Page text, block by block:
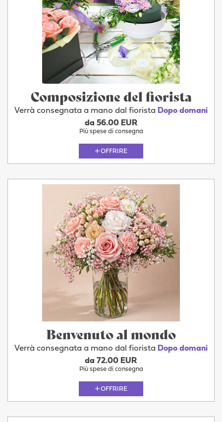
Composizione del fiorista
Verrà consegnata a mano dal fiorista Dopo domani
da 56.00 EUR
Più spese di consegna
OFFRIRE
Benvenuto al mondo
Verrà consegnata a mano dal fiorista Dopo domani
da 72.00 EUR
Più spese di consegna
OFFRIRE